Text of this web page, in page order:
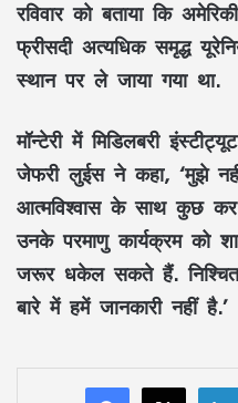
रविवार को बताया कि
फ्रीसदी अत्यधिक समृद्ध
स्थान पर ले जाया गया था.
मॉन्टेरी में मिडिलबरी
जेफरी लुईस ने कहा, ‘मुझे
आत्मविश्वास के साथ कुछ
उनके परमाणु कार्यक्रम को
जरूर धकेल सकते हैं.
बारे में हमें जानकारी नहीं है.’